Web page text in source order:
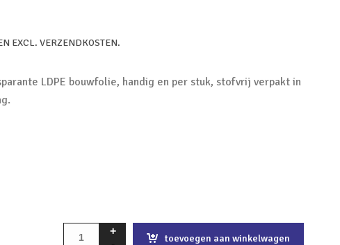
EXCL. VERZENDKOSTEN.
LDPE bouwfolie, handig en per stuk, stofvrij verpakt in
toevoegen aan winkelwagen